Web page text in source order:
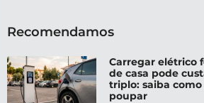
Recomendamos
Carregar elétrico
de casa pode
triplo: saiba como
poupar